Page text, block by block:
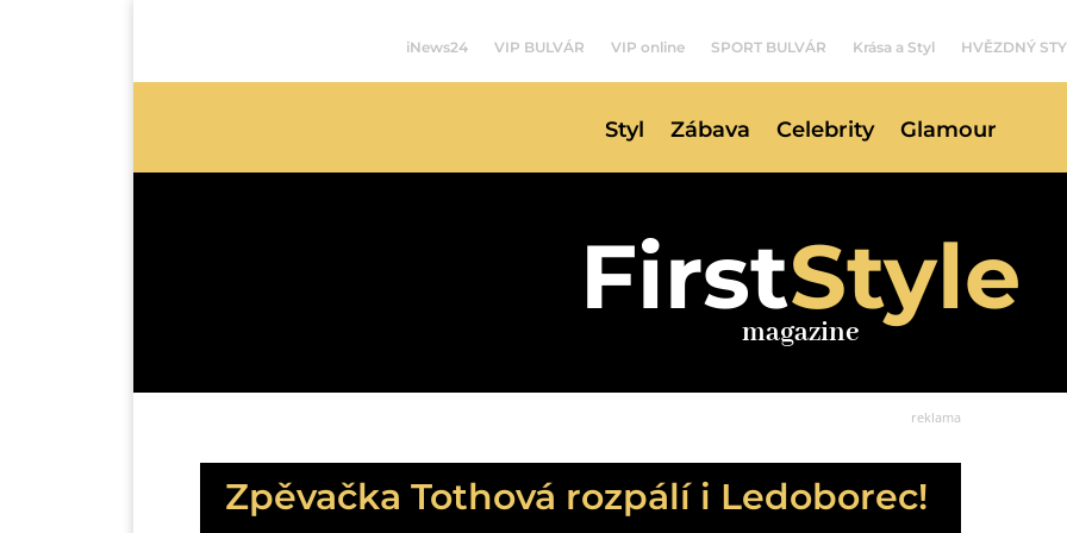
iNews24 VIP BULVÁR VIP online SPORT BULVÁR Krása a Styl HVĚZDNÝ
Styl Zábava Celebrity Glamour
FirstStyle
magazine
reklama
Zpěvačka Tothová rozpálí i Ledoborec!